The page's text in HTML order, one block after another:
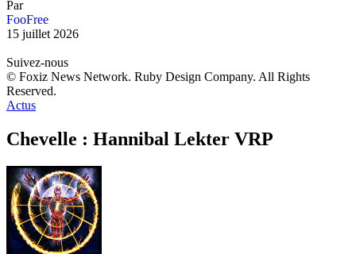
Par
FooFree
15 juillet 2026
Suivez-nous
© Foxiz News Network. Ruby Design Company. All Rights
Reserved.
Actus
Chevelle : Hannibal Lekter VRP